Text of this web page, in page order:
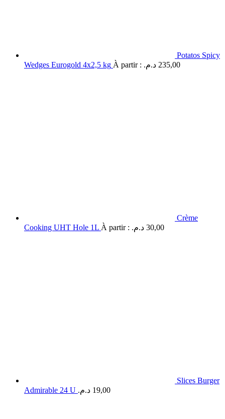
Potatos Spicy
Wedges Eurogold 4x2,5 kg À partir : 235,00 د.م.
Crème
Cooking UHT Hole 1L À partir : 30,00 د.م.
Slices Burger
Admirable 24 U
19,00 د.م.